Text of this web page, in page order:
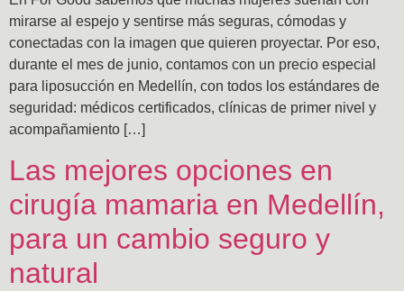
mirarse al espejo y sentirse más seguras, cómodas y
conectadas con la imagen que quieren proyectar. Por eso,
durante el mes de junio, contamos con un precio especial
para liposucción en Medellín, con todos los estándares de
seguridad: médicos certificados, clínicas de primer nivel y
acompañamiento […]
Las mejores opciones en
cirugía mamaria en Medellín,
para un cambio seguro y
natural